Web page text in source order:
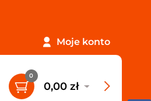
Moje konto
0
0,00 zł